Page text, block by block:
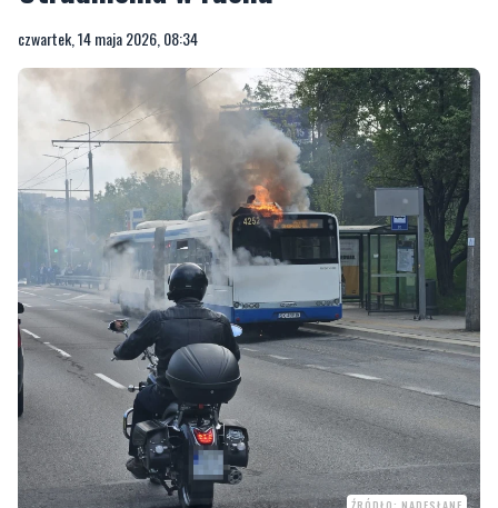
czwartek, 14 maja 2026, 08:34